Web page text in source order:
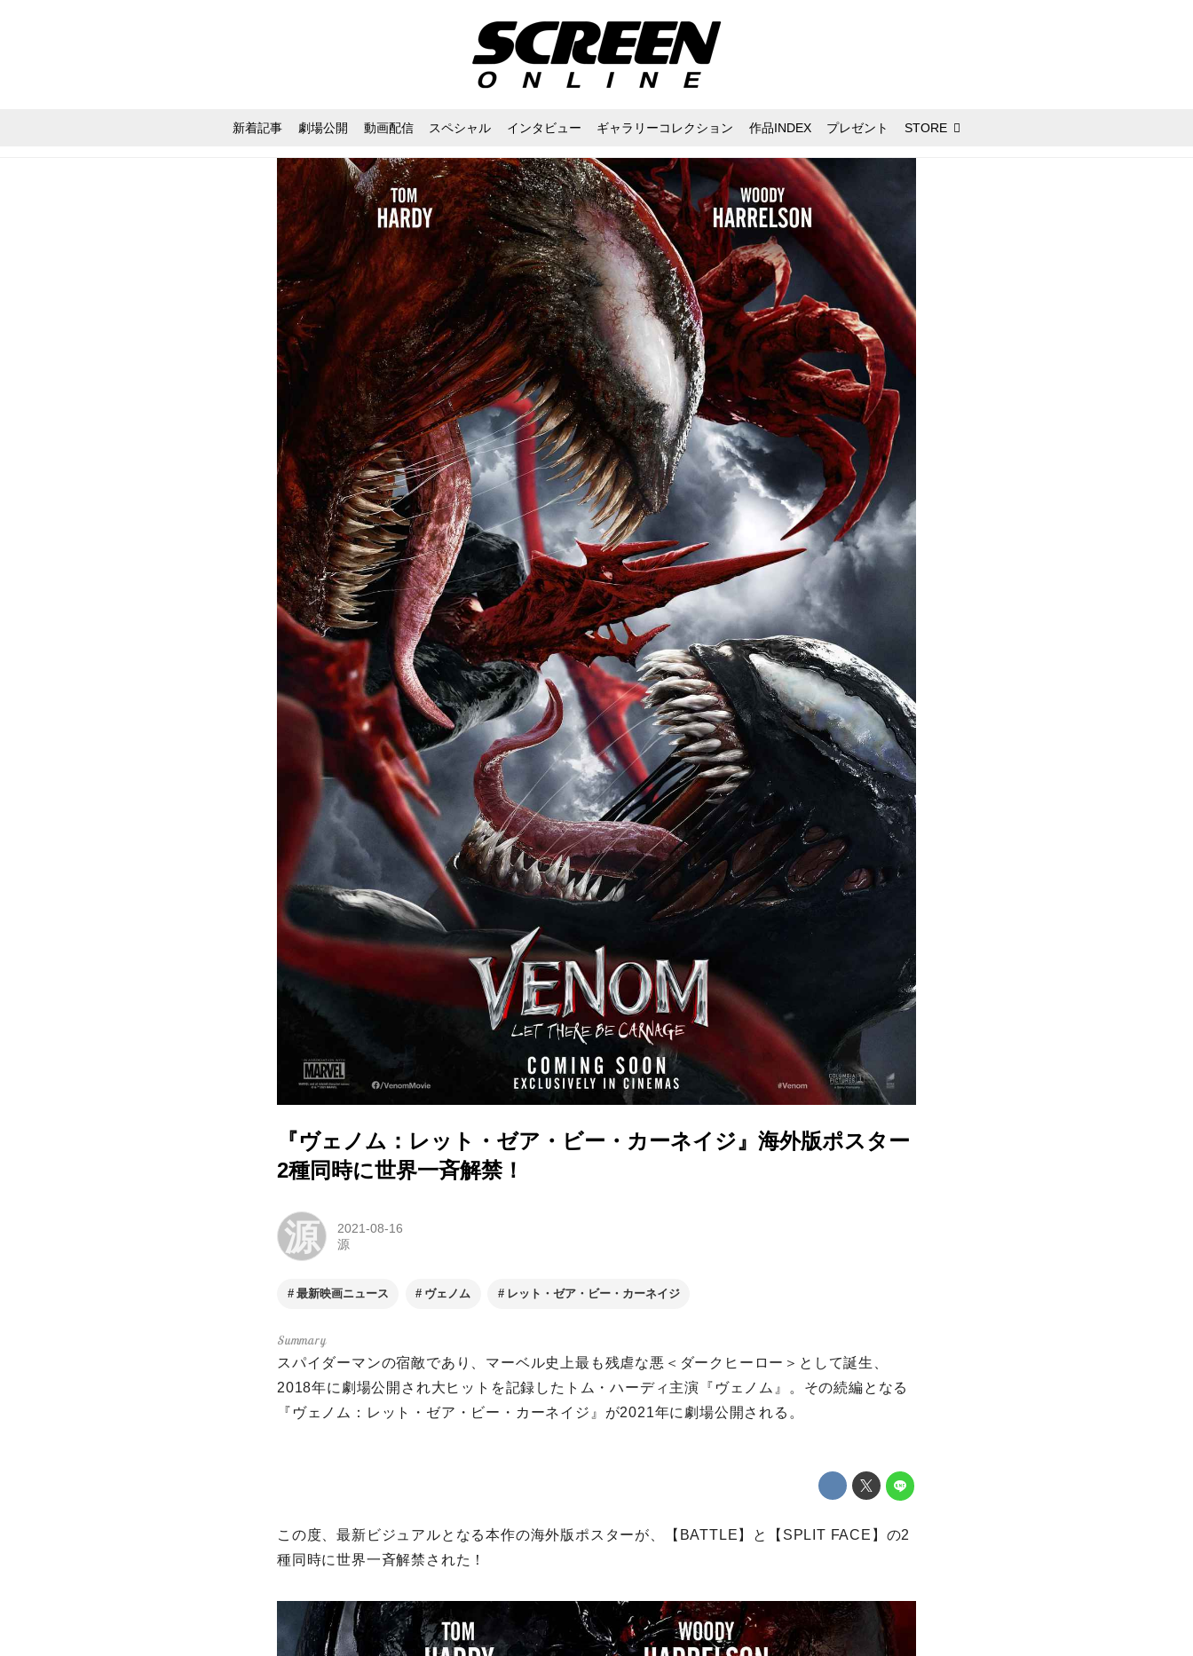
新着記事 劇場公開 動画配信 スペシャル インタビュー ギャラリーコレクション 作品INDEX プレゼント STORE
『ヴェノム：レット・ゼア・ビー・カーネイジ』海外版ポスター
2種同時に世界一斉解禁！
源
2021-08-16
源
最新映画ニュース ヴェノム レット・ゼア・ビー・カーネイジ
スパイダーマンの宿敵であり、マーベル史上最も残虐な悪＜ダークヒーロー＞として誕生、
2018年に劇場公開され大ヒットを記録したトム・ハーディ主演『ヴェノム』。その続編となる
『ヴェノム：レット・ゼア・ビー・カーネイジ』が2021年に劇場公開される。
この度、最新ビジュアルとなる本作の海外版ポスターが、【BATTLE】と【SPLIT FACE】の2
種同時に世界一斉解禁された！